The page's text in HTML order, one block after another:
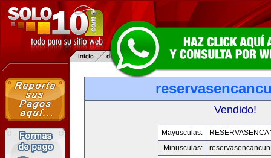
Vendido!
Mayusculas:
Minusculas: